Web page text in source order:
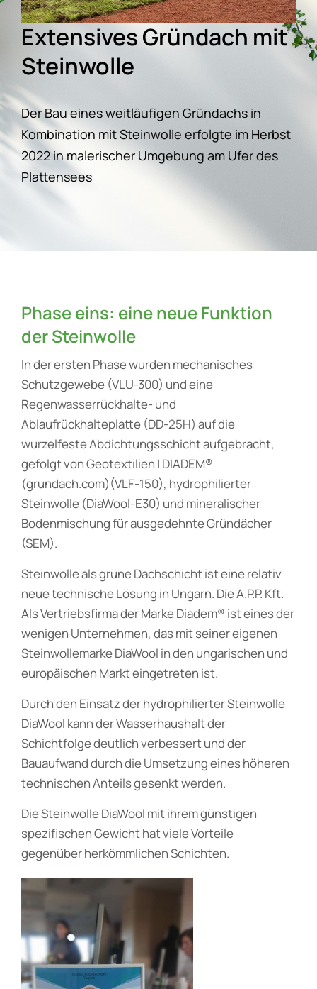
Extensives Gründach mit
Steinwolle
Der Bau eines weitläufigen Gründachs in
Kombination mit Steinwolle erfolgte im Herbst
2022 in malerischer Umgebung am Ufer des
Plattensees
Phase eins: eine neue Funktion
der Steinwolle
In der ersten Phase wurden mechanisches
Schutzgewebe (VLU-300) und eine
Regenwasserrückhalte- und
Ablaufrückhalteplatte (DD-25H) auf die
wurzelfeste Abdichtungsschicht aufgebracht,
gefolgt von Geotextilien | DIADEM®
(grundach.com)(VLF-150), hydrophilierter
Steinwolle (DiaWool-E30) und mineralischer
Bodenmischung für ausgedehnte Gründächer
(SEM).
Steinwolle als grüne Dachschicht ist eine relativ
neue technische Lösung in Ungarn. Die A.P.P. Kft.
Als Vertriebsfirma der Marke Diadem® ist eines der
wenigen Unternehmen, das mit seiner eigenen
Steinwollemarke DiaWool in den ungarischen und
europäischen Markt eingetreten ist.
Durch den Einsatz der hydrophilierter Steinwolle
DiaWool kann der Wasserhaushalt der
Schichtfolge deutlich verbessert und der
Bauaufwand durch die Umsetzung eines höheren
technischen Anteils gesenkt werden.
Die Steinwolle DiaWool mit ihrem günstigen
spezifischen Gewicht hat viele Vorteile
gegenüber herkömmlichen Schichten.